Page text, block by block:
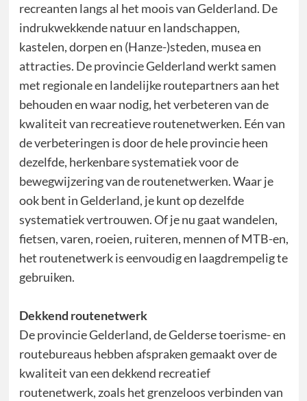
recreanten langs al het moois van Gelderland. De
indrukwekkende natuur en landschappen,
kastelen, dorpen en (Hanze-)steden, musea en
attracties. De provincie Gelderland werkt samen
met regionale en landelijke routepartners aan het
behouden en waar nodig, het verbeteren van de
kwaliteit van recreatieve routenetwerken. Eén van
de verbeteringen is door de hele provincie heen
dezelfde, herkenbare systematiek voor de
bewegwijzering van de routenetwerken. Waar je
ook bent in Gelderland, je kunt op dezelfde
systematiek vertrouwen. Of je nu gaat wandelen,
fietsen, varen, roeien, ruiteren, mennen of MTB-en,
het routenetwerk is eenvoudig en laagdrempelig te
gebruiken.
Dekkend routenetwerk
De provincie Gelderland, de Gelderse toerisme- en
routebureaus hebben afspraken gemaakt over de
kwaliteit van een dekkend recreatief
routenetwerk, zoals het grenzeloos verbinden van